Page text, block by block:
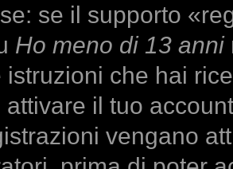
se il supporto
Ho meno di 13 anni
istruzioni che hai
il tuo
vengano